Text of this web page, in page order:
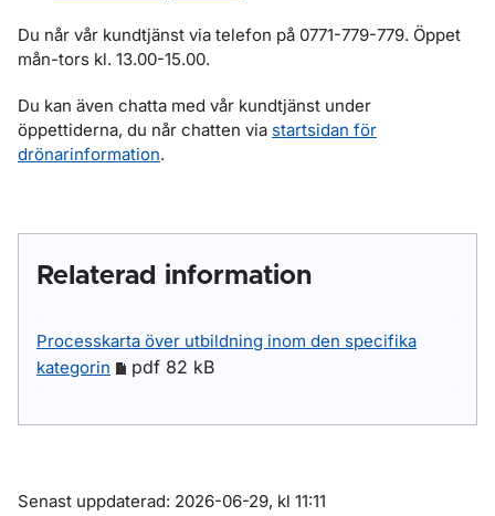
Du når vår kundtjänst via telefon på 0771-779-779. Öppet
mån-tors kl. 13.00-15.00.
Du kan även chatta med vår kundtjänst under
öppettiderna, du når chatten via startsidan för
drönarinformation.
Relaterad information
Processkarta över utbildning inom den specifika
kategorin
pdf 82 kB
Om sidan
Senast uppdaterad: 2026-06-29, kl 11:11